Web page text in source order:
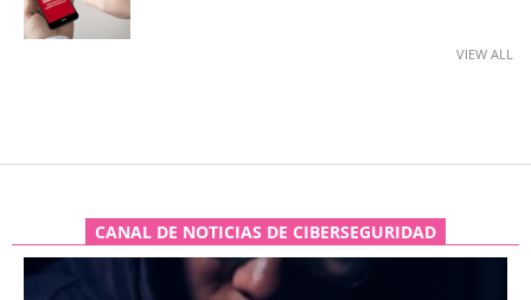
VIEW ALL
CANAL DE NOTICIAS DE CIBERSEGURIDAD